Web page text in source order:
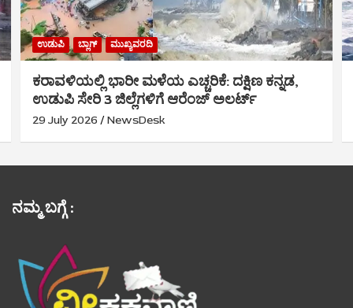
ಉಡುಪಿ ಬ್ಲಾಗ್ ಮುಖ್ಯವರದಿ
ಕರಾವಳಿಯಲ್ಲಿ ಭಾರೀ ಮಳೆಯ ಎಚ್ಚರಿಕೆ: ದಕ್ಷಿಣ ಕನ್ನಡ,
ಉಡುಪಿ ಸೇರಿ 3 ಜಿಲ್ಲೆಗಳಿಗೆ ಆರೆಂಜ್ ಅಲರ್ಟ್
29 July 2026 NewsDesk
ನಮ್ಮ ಬಗ್ಗೆ :